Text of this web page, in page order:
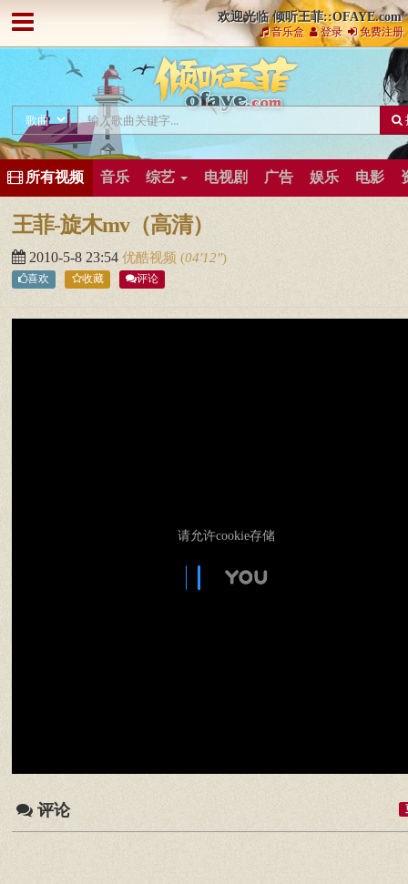
欢迎光临 倾听王菲::OFAYE.com
音乐盒 登录 免费注册
所有视频 音乐 综艺 电视剧 广告 娱乐 电影
王菲-旋木mv（高清）
2010-5-8 23:54 优酷视频 (04′12″)
喜欢 收藏 评论
请允许cookie存储
评论